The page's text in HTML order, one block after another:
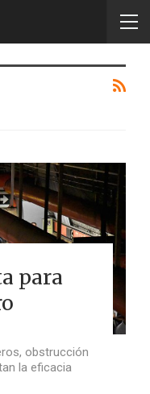
para
obstrucción
la eficacia